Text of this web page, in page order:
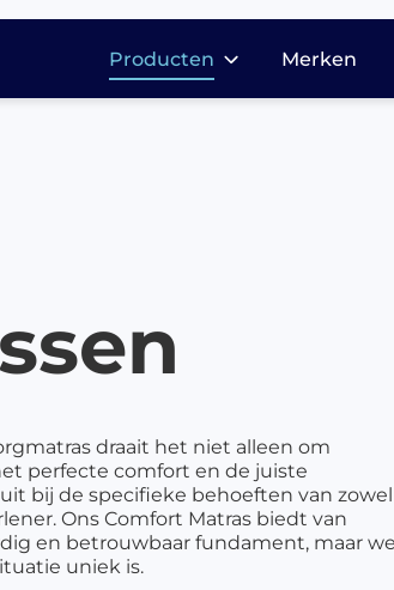
Producten
Pharmasafe®
Pharmasafe®
medicijnkasten
Pharmasafe®
medicijnkluizen
Merken
draait het niet alleen om
perfecte comfort en de juiste
bij de specifieke behoeften van zowel
Ons Comfort Matras biedt van
en betrouwbaar fundament, maar we
uniek is.